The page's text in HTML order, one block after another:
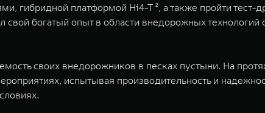
гибридной платформой Hi4-T ², а также пройти тест-
богатый опыт в области внедорожных технологий
своих внедорожников в песках пустыни. На
испытывая производительность и